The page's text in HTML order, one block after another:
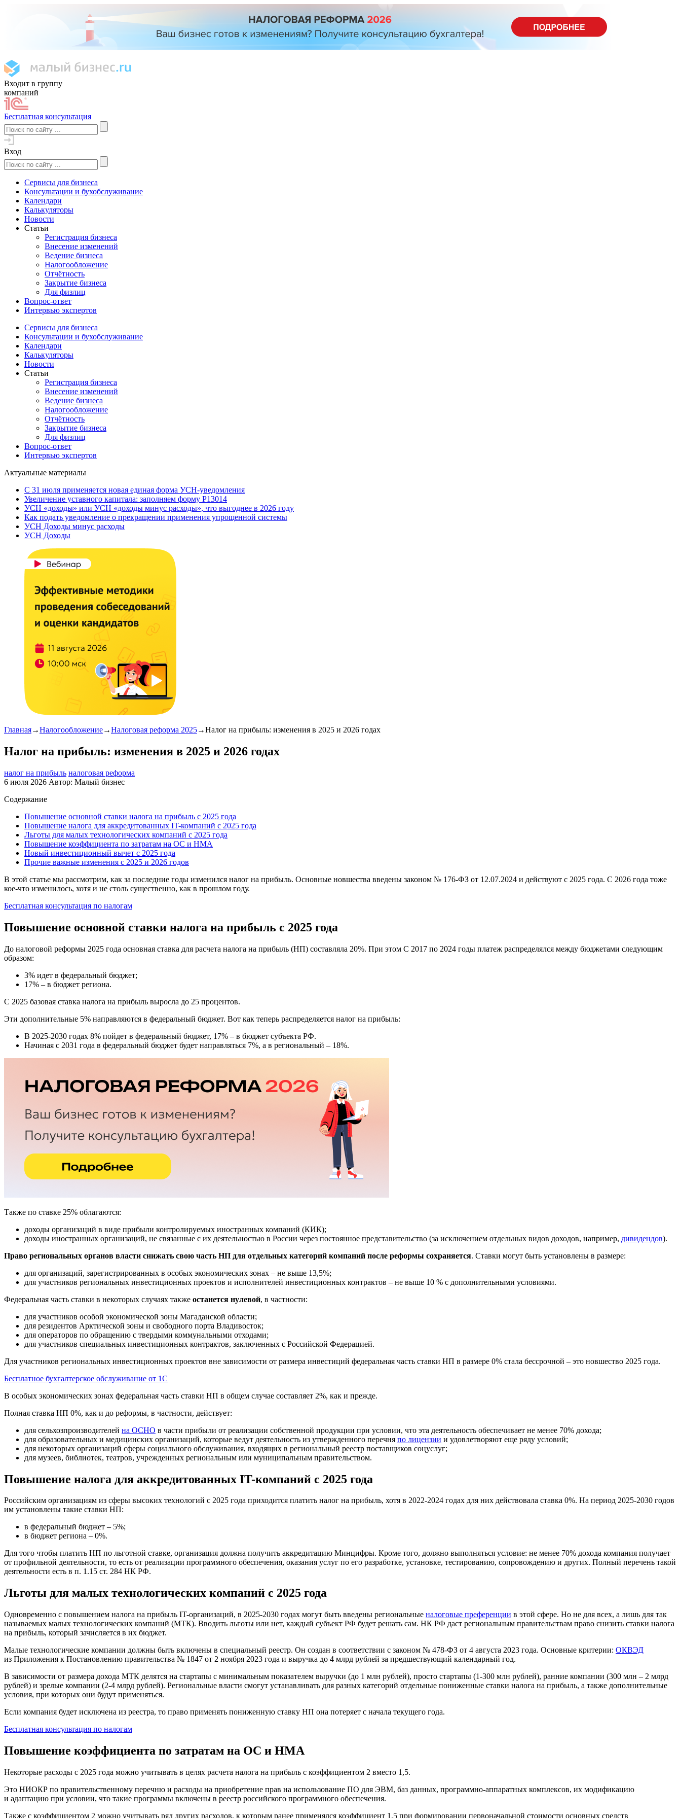
Входит в группу
компаний
Бесплатная консультация
Вход
Сервисы для бизнеса
Консультации и бухобслуживание
Календари
Калькуляторы
Новости
Статьи
Регистрация бизнеса
Внесение изменений
Ведение бизнеса
Налогообложение
Отчётность
Закрытие бизнеса
Для физлиц
Вопрос-ответ
Интервью экспертов
Сервисы для бизнеса
Консультации и бухобслуживание
Календари
Калькуляторы
Новости
Статьи
Регистрация бизнеса
Внесение изменений
Ведение бизнеса
Налогообложение
Отчётность
Закрытие бизнеса
Для физлиц
Вопрос-ответ
Интервью экспертов
Актуальные материалы
С 31 июля применяется новая единая форма УСН-уведомления
Увеличение уставного капитала: заполняем форму Р13014
УСН «доходы» или УСН «доходы минус расходы», что выгоднее в 2026 году
Как подать уведомление о прекращении применения упрощенной системы
УСН Доходы минус расходы
УСН Доходы
Главная→Налогообложение→Налоговая реформа 2025→Налог на прибыль: изменения в 2025 и 2026 годах
Налог на прибыль: изменения в 2025 и 2026 годах
налог на прибыль налоговая реформа
6 июля 2026 Автор: Малый бизнес
Содержание
Повышение основной ставки налога на прибыль с 2025 года
Повышение налога для аккредитованных IT-компаний с 2025 года
Льготы для малых технологических компаний с 2025 года
Повышение коэффициента по затратам на ОС и НМА
Новый инвестиционный вычет с 2025 года
Прочие важные изменения с 2025 и 2026 годов
В этой статье мы рассмотрим, как за последние годы изменился налог на прибыль. Основные новшества введены законом № 176-ФЗ от 12.07.2024 и действуют с 2025 года. С 2026 года тоже
кое-что изменилось, хотя и не столь существенно, как в прошлом году.
Бесплатная консультация по налогам
Повышение основной ставки налога на прибыль с 2025 года
До налоговой реформы 2025 года основная ставка для расчета налога на прибыль (НП) составляла 20%. При этом С 2017 по 2024 годы платеж распределялся между бюджетами следующим
образом:
3% идет в федеральный бюджет;
17% – в бюджет региона.
С 2025 базовая ставка налога на прибыль выросла до 25 процентов.
Эти дополнительные 5% направляются в федеральный бюджет. Вот как теперь распределяется налог на прибыль:
В 2025-2030 годах 8% пойдет в федеральный бюджет, 17% – в бюджет субъекта РФ.
Начиная с 2031 года в федеральный бюджет будет направляться 7%, а в региональный – 18%.
Также по ставке 25% облагаются:
доходы организаций в виде прибыли контролируемых иностранных компаний (КИК);
доходы иностранных организаций, не связанные с их деятельностью в России через постоянное представительство (за исключением отдельных видов доходов, например, дивидендов).
Право региональных органов власти снижать свою часть НП для отдельных категорий компаний после реформы сохраняется. Ставки могут быть установлены в размере:
для организаций, зарегистрированных в особых экономических зонах – не выше 13,5%;
для участников региональных инвестиционных проектов и исполнителей инвестиционных контрактов – не выше 10 % с дополнительными условиями.
Федеральная часть ставки в некоторых случаях также останется нулевой, в частности:
для участников особой экономической зоны Магаданской области;
для резидентов Арктической зоны и свободного порта Владивосток;
для операторов по обращению с твердыми коммунальными отходами;
для участников специальных инвестиционных контрактов, заключенных с Российской Федерацией.
Для участников региональных инвестиционных проектов вне зависимости от размера инвестиций федеральная часть ставки НП в размере 0% стала бессрочной – это новшество 2025 года.
Бесплатное бухгалтерское обслуживание от 1С
В особых экономических зонах федеральная часть ставки НП в общем случае составляет 2%, как и прежде.
Полная ставка НП 0%, как и до реформы, в частности, действует:
для сельхозпроизводителей на ОСНО в части прибыли от реализации собственной продукции при условии, что эта деятельность обеспечивает не менее 70% дохода;
для образовательных и медицинских организаций, которые ведут деятельность из утвержденного перечня по лицензии и удовлетворяют еще ряду условий;
для некоторых организаций сферы социального обслуживания, входящих в региональный реестр поставщиков соцуслуг;
для музеев, библиотек, театров, учрежденных региональным или муниципальным правительством.
Повышение налога для аккредитованных IT-компаний с 2025 года
Российским организациям из сферы высоких технологий с 2025 года приходится платить налог на прибыль, хотя в 2022-2024 годах для них действовала ставка 0%. На период 2025-2030 годов
им установлены такие ставки НП:
в федеральный бюджет – 5%;
в бюджет региона – 0%.
Для того чтобы платить НП по льготной ставке, организация должна получить аккредитацию Минцифры. Кроме того, должно выполняться условие: не менее 70% дохода компания получает
от профильной деятельности, то есть от реализации программного обеспечения, оказания услуг по его разработке, установке, тестированию, сопровождению и других. Полный перечень такой
деятельности есть в п. 1.15 ст. 284 НК РФ.
Льготы для малых технологических компаний с 2025 года
Одновременно с повышением налога на прибыль IT-организаций, в 2025-2030 годах могут быть введены региональные налоговые преференции в этой сфере. Но не для всех, а лишь для так
называемых малых технологических компаний (МТК). Вводить льготы или нет, каждый субъект РФ будет решать сам. НК РФ даст региональным правительствам право снизить ставки налога
на прибыль, который зачисляется в их бюджет.
Малые технологические компании должны быть включены в специальный реестр. Он создан в соответствии с законом № 478-ФЗ от 4 августа 2023 года. Основные критерии: ОКВЭД
из Приложения к Постановлению правительства № 1847 от 2 ноября 2023 года и выручка до 4 млрд рублей за предшествующий календарный год.
В зависимости от размера дохода МТК делятся на стартапы с минимальным показателем выручки (до 1 млн рублей), просто стартапы (1-300 млн рублей), ранние компании (300 млн – 2 млрд
рублей) и зрелые компании (2-4 млрд рублей). Региональные власти смогут устанавливать для разных категорий отдельные пониженные ставки налога на прибыль, а также дополнительные
условия, при которых они будут применяться.
Если компания будет исключена из реестра, то право применять пониженную ставку НП она потеряет с начала текущего года.
Бесплатная консультация по налогам
Повышение коэффициента по затратам на ОС и НМА
Некоторые расходы с 2025 года можно учитывать в целях расчета налога на прибыль с коэффициентом 2 вместо 1,5.
Это НИОКР по правительственному перечню и расходы на приобретение прав на использование ПО для ЭВМ, баз данных, программно-аппаратных комплексов, их модификацию
и адаптацию при условии, что такие программы включены в реестр российского программного обеспечения.
Также с коэффициентом 2 можно учитывать ряд других расходов, к которым ранее применялся коэффициент 1,5 при формировании первоначальной стоимости основных средств